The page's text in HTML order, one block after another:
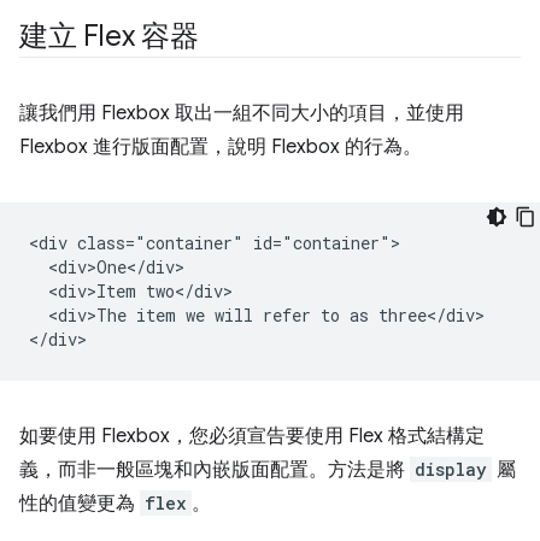
建立 Flex 容器
讓我們用 Flexbox 取出一組不同大小的項目，並使用
Flexbox 進行版面配置，說明 Flexbox 的行為。
<div class="container" id="container">
  <div>One</div>
  <div>Item two</div>
  <div>The item we will refer to as three</div>
如要使用 Flexbox，您必須宣告要使用 Flex 格式結構定
義，而非一般區塊和內嵌版面配置。方法是將 display 屬
性的值變更為 flex 。